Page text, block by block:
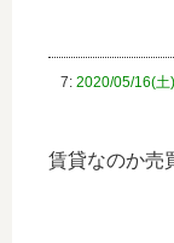
7: 2020/05/16(
賃貸なのか売